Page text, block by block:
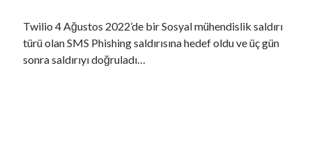
Kuş gribi yayılıyor: Avustralya kümes hayvanlarını kapalı alanlara taşıyor
CHPde, Menderes Belediye Başkanı Çiçek kesin ihraç talebiyle
disipline sevk edildi
Twilio 4 Ağustos 2022’de bir Sosyal mühendislik saldırı
türü olan SMS Phishing saldırısına hedef oldu ve üç gün
sonra saldırıyı doğruladı…